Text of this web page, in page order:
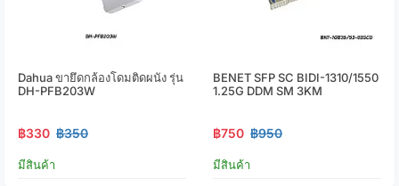
Dahua ขายึดกล้องโดมติดผนัง รุ่น
DH-PFB203W
฿330 ฿350
มีสินค้า
BENET SFP SC BIDI-1310/1550
1.25G DDM SM 3KM
฿750 ฿950
มีสินค้า